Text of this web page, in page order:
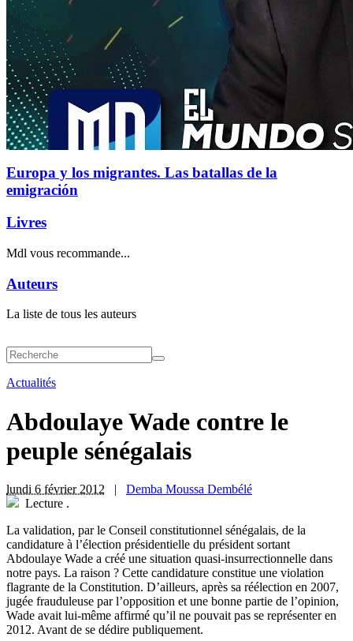
Europa y los migrantes. Las batallas de la
emigración
Livres
Mdl vous recommande...
Auteurs
La liste de tous les auteurs
Actualités
Abdoulaye Wade contre le
peuple sénégalais
lundi 6 février 2012 | Demba Moussa Dembélé
Lecture .
La validation, par le Conseil constitutionnel sénégalais, de la
candidature à l’élection présidentielle du président sortant
Abdoulaye Wade a créé une situation quasi-insurrectionnelle dans
notre pays. La raison ? Cette candidature constitue une violation
flagrante de la Constitution. D’ailleurs, après sa réélection en 2007,
jugée frauduleuse par l’opposition et une bonne partie de l’opinion,
Wade avait lui-même affirmé qu’il ne pouvait pas se représenter en
2012. Avant de se dédire publiquement.